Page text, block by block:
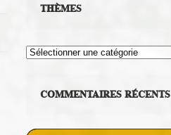
THÈMES
Thèmes
COMMENTAIRES RÉCENTS